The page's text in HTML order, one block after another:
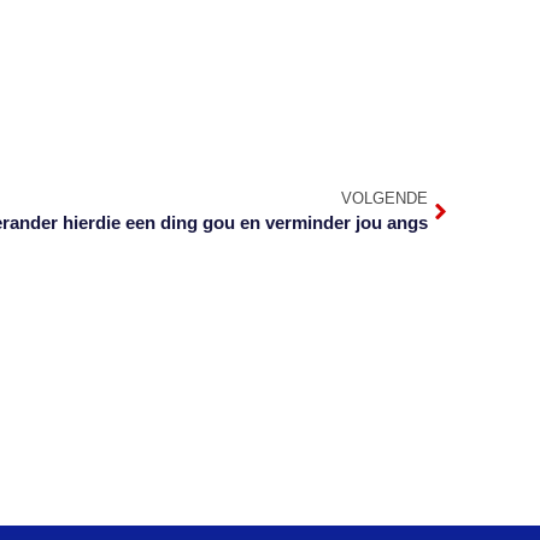
VOLGENDE
hierdie een ding gou en verminder jou angs